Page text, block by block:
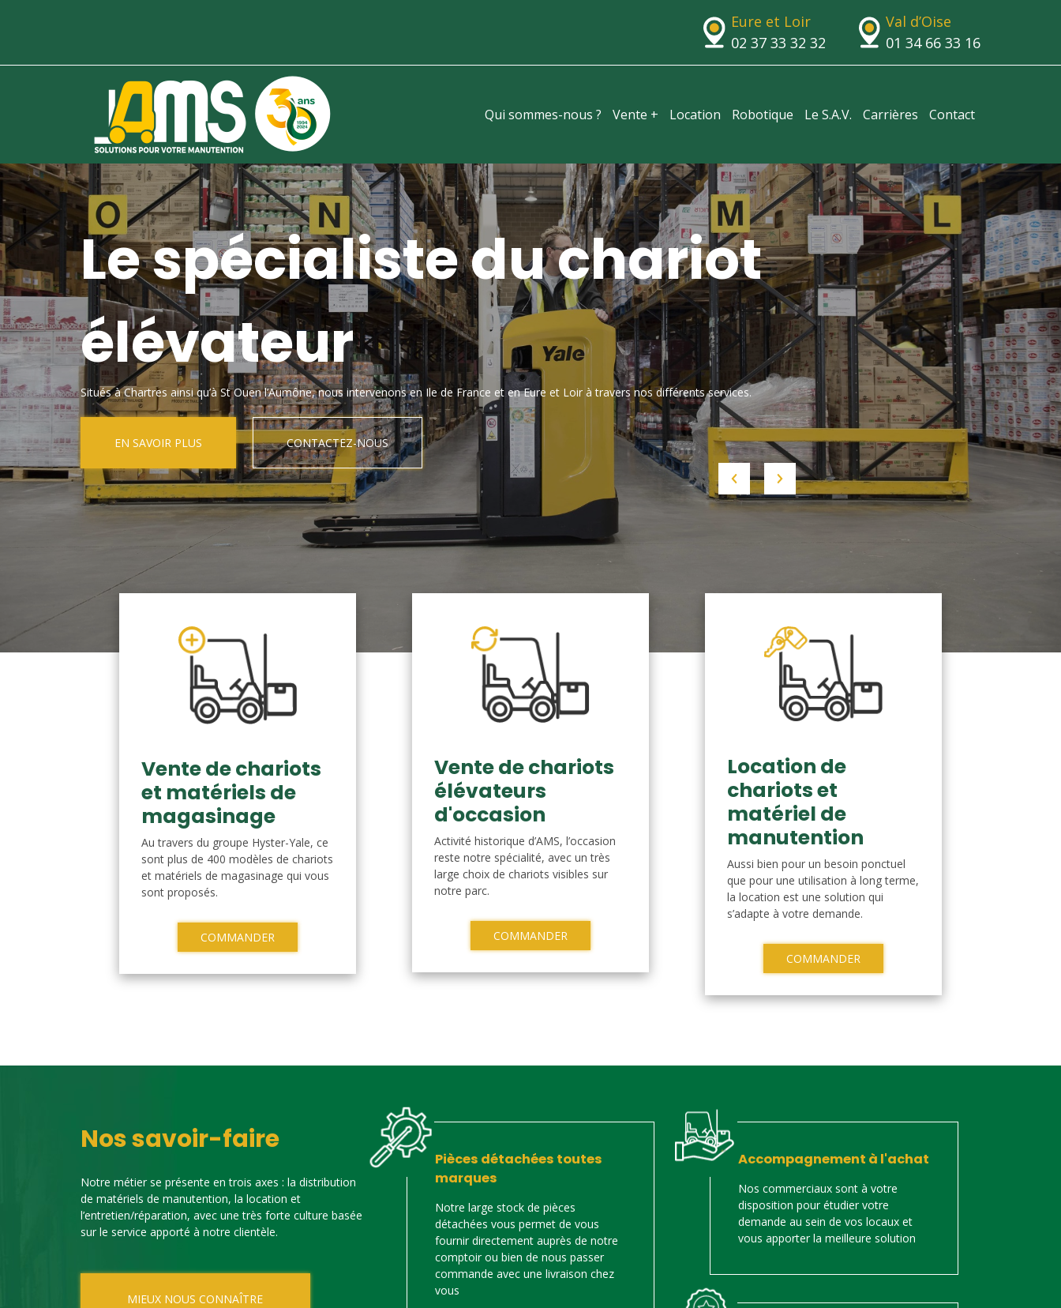
Eure et Loir
02 37 33 32 32
Val d’Oise
01 34 66 33 16
Qui sommes-nous ? Vente + Location Robotique Le S.A.V. Carrières Contact
Le spécialiste du chariot
élévateur
Situés à Chartres ainsi qu’à St Ouen l’Aumône, nous intervenons en Ile de France et en Eure et Loir à travers nos différents services.
EN SAVOIR PLUS CONTACTEZ-NOUS
Vente de chariots
et matériels de
magasinage
Au travers du groupe Hyster-Yale, ce
sont plus de 400 modèles de chariots
et matériels de magasinage qui vous
sont proposés.
COMMANDER
Vente de chariots
élévateurs
d'occasion
Activité historique d’AMS, l’occasion
reste notre spécialité, avec un très
large choix de chariots visibles sur
notre parc.
COMMANDER
Location de
chariots et
matériel de
manutention
Aussi bien pour un besoin ponctuel
que pour une utilisation à long terme,
la location est une solution qui
s’adapte à votre demande.
COMMANDER
Nos savoir-faire
Notre métier se présente en trois axes : la distribution
de matériels de manutention, la location et
l’entretien/réparation, avec une très forte culture basée
sur le service apporté à notre clientèle.
MIEUX NOUS CONNAÎTRE
Pièces détachées toutes
marques
Notre large stock de pièces
détachées vous permet de vous
fournir directement auprès de notre
comptoir ou bien de nous passer
commande avec une livraison chez
vous
Accompagnement à l'achat
Nos commerciaux sont à votre
disposition pour étudier votre
demande au sein de vos locaux et
vous apporter la meilleure solution